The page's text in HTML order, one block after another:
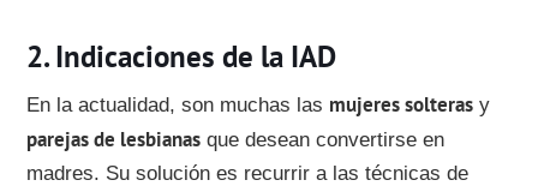
Indicaciones de la IAD
En la actualidad, son muchas las mujeres solteras y
parejas de lesbianas que desean convertirse en
madres. Su solución es recurrir a las técnicas de